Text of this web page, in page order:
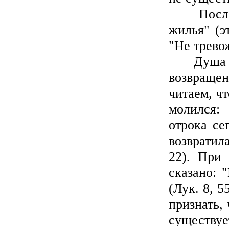
После
жилья"
"Не
Душа
читаем,
отрока
22). При
сказано:
(Лук. 8,